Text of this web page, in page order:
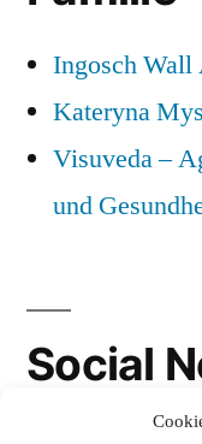
Ingosch Wall
Kateryna
Visuveda –
und
Social